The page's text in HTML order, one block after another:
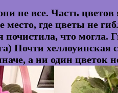
не все. Часть
место, где цветы не
почистила, что могла.
Почти хеллоуинская
а ни один цветок